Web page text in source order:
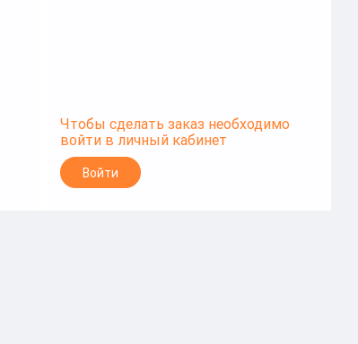
Чтобы сделать заказ необходимо
войти в личный кабинет
Войти